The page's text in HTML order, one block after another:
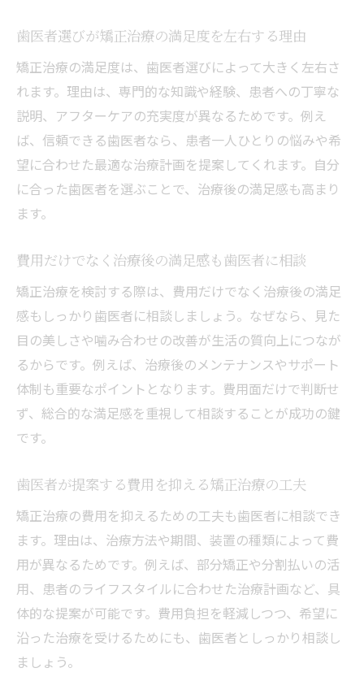
歯医者選びが矯正治療の満足度を左右する理由
矯正治療の満足度は、歯医者選びによって大きく左右さ
れます。理由は、専門的な知識や経験、患者への丁寧な
説明、アフターケアの充実度が異なるためです。例え
ば、信頼できる歯医者なら、患者一人ひとりの悩みや希
望に合わせた最適な治療計画を提案してくれます。自分
に合った歯医者を選ぶことで、治療後の満足感も高まり
ます。
費用だけでなく治療後の満足感も歯医者に相談
矯正治療を検討する際は、費用だけでなく治療後の満足
感もしっかり歯医者に相談しましょう。なぜなら、見た
目の美しさや噛み合わせの改善が生活の質向上につなが
るからです。例えば、治療後のメンテナンスやサポート
体制も重要なポイントとなります。費用面だけで判断せ
ず、総合的な満足感を重視して相談することが成功の鍵
です。
歯医者が提案する費用を抑える矯正治療の工夫
矯正治療の費用を抑えるための工夫も歯医者に相談でき
ます。理由は、治療方法や期間、装置の種類によって費
用が異なるためです。例えば、部分矯正や分割払いの活
用、患者のライフスタイルに合わせた治療計画など、具
体的な提案が可能です。費用負担を軽減しつつ、希望に
沿った治療を受けるためにも、歯医者としっかり相談し
ましょう。